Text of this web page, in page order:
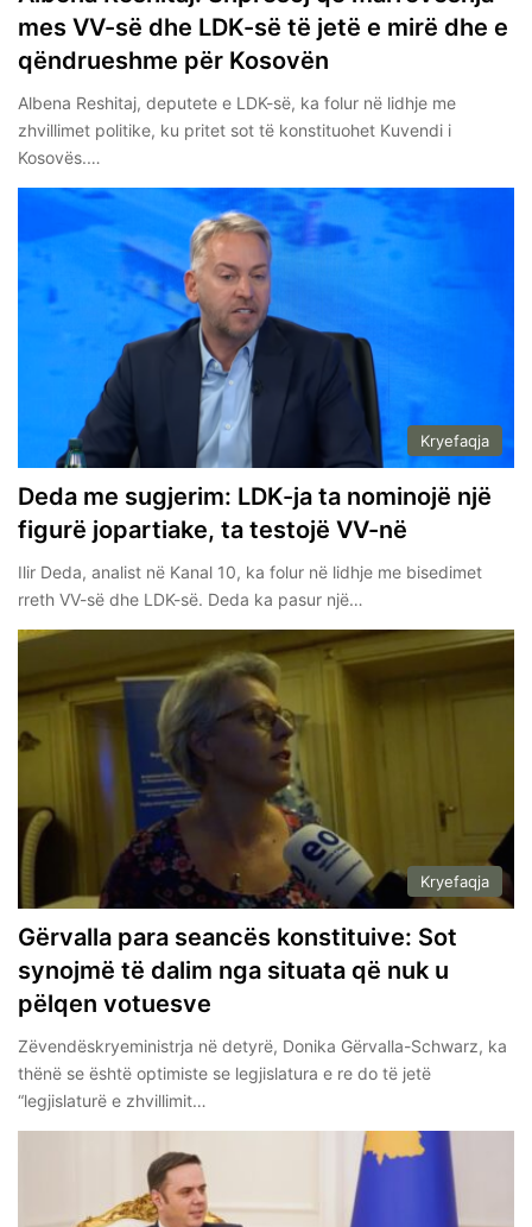
mes VV-së dhe LDK-së të jetë e mirë dhe e
qëndrueshme për Kosovën
Albena Reshitaj, deputete e LDK-së, ka folur në lidhje me
zhvillimet politike, ku pritet sot të konstituohet Kuvendi i
Kosovës.…
Kryefaqja
Deda me sugjerim: LDK-ja ta nominojë një
figurë jopartiake, ta testojë VV-në
Ilir Deda, analist në Kanal 10, ka folur në lidhje me bisedimet
rreth VV-së dhe LDK-së. Deda ka pasur një…
Kryefaqja
Gërvalla para seancës konstituive: Sot
synojmë të dalim nga situata që nuk u
pëlqen votuesve
Zëvendëskryeministrja në detyrë, Donika Gërvalla-Schwarz, ka
thënë se është optimiste se legjislatura e re do të jetë
“legjislaturë e zhvillimit…